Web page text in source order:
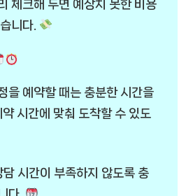
체크해 두면 예상치 못한 비용
니다.
을 예약할 때는 충분한 시간을
시간에 맞춰 도착할 수 있도
시간이 부족하지 않도록 충